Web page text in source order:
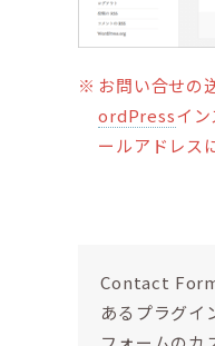
お問い合せの
ordPressイ
ールアドレス
Contact
あるプラグイ